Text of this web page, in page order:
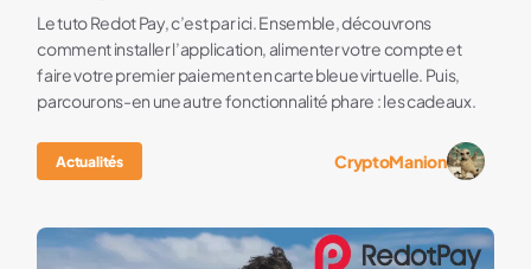
Le tuto Redot Pay, c’est par ici. Ensemble, découvrons
comment installer l’application, alimenter votre compte et
faire votre premier paiement en carte bleue virtuelle. Puis,
parcourons-en une autre fonctionnalité phare : les cadeaux.
Actualités CryptoManion